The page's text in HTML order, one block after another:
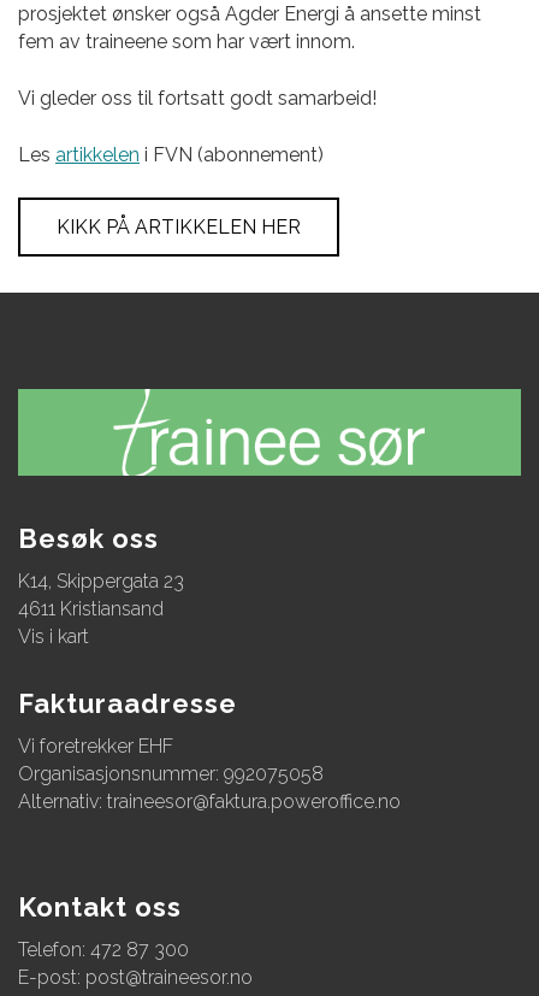
prosjektet ønsker også Agder Energi å ansette minst
fem av traineene som har vært innom.
Vi gleder oss til fortsatt godt samarbeid!
Les artikkelen i FVN (abonnement)
KIKK PÅ ARTIKKELEN HER
Besøk oss
K14, Skippergata 23
4611 Kristiansand
Vis i kart
Fakturaadresse
Vi foretrekker EHF
Organisasjonsnummer: 992075058
Alternativ: traineesor@faktura.poweroffice.no
Kontakt oss
Telefon: 472 87 300
E-post: post@traineesor.no